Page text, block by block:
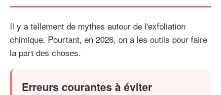
Il y a tellement de mythes autour de l'exfoliation
chimique. Pourtant, en 2026, on a les outils pour faire
la part des choses.
Erreurs courantes à éviter